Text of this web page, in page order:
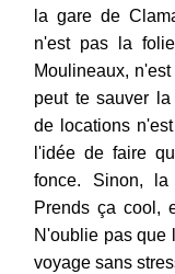
la gare de
n'est pas la
Moulineaux,
peut te sauver
de locations
l'idée de faire
fonce. Sinon,
Prends ça cool,
N'oublie pas que
voyage sans